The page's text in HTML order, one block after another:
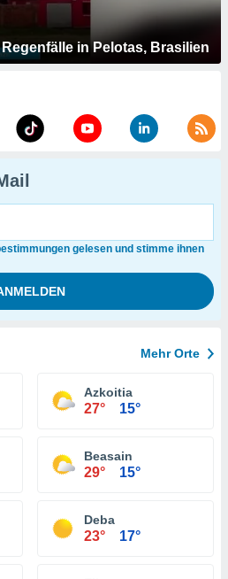
in Pelotas, Brasilien
gelesen und stimme ihnen
Mehr Orte
Azkoitia
27° 15°
Beasain
29° 15°
Deba
23° 17°